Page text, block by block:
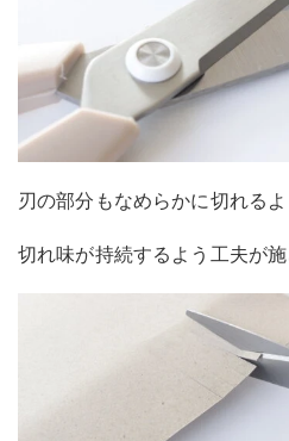
刃の部分もなめらかに切れるよ
切れ味が持続するよう工夫が施